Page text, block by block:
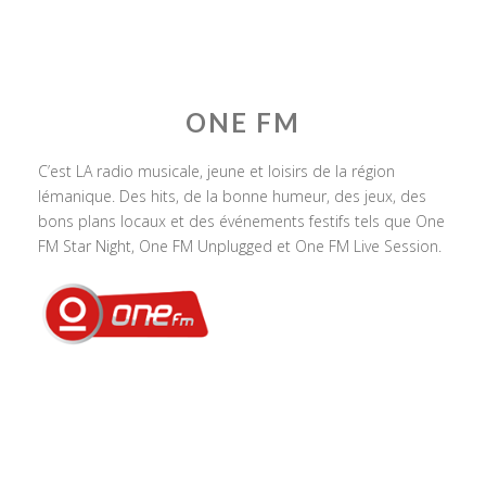
ONE FM
C’est LA radio musicale, jeune et loisirs de la région
lémanique. Des hits, de la bonne humeur, des jeux, des
bons plans locaux et des événements festifs tels que One
FM Star Night, One FM Unplugged et One FM Live Session.